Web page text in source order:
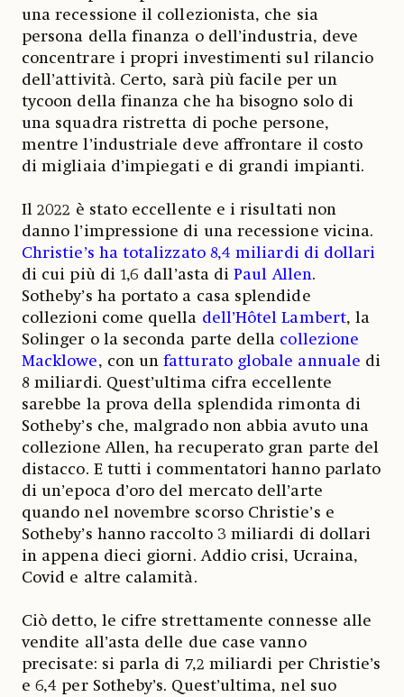
una recessione il collezionista, che sia
persona della finanza o dell’industria, deve
concentrare i propri investimenti sul rilancio
dell’attività. Certo, sarà più facile per un
tycoon della finanza che ha bisogno solo di
una squadra ristretta di poche persone,
mentre l’industriale deve affrontare il costo
di migliaia d’impiegati e di grandi impianti.
Il 2022 è stato eccellente e i risultati non
danno l’impressione di una recessione vicina.
Christie’s ha totalizzato 8,4 miliardi di dollari
di cui più di 1,6 dall’asta diPaul Allen.
Sotheby’s ha portato a casa splendide
collezioni come quella dell’Hôtel Lambert, la
Solinger o la seconda parte della collezione
Macklowe, con unfatturato globale annuale di
8 miliardi. Quest’ultima cifra eccellente
sarebbe la prova della splendida rimonta di
Sotheby’s che, malgrado non abbia avuto una
collezione Allen, ha recuperato gran parte del
distacco. E tutti i commentatori hanno parlato
di un’epoca d’oro del mercato dell’arte
quando nel novembre scorso Christie’s e
Sotheby’s hanno raccolto 3 miliardi di dollari
in appena dieci giorni. Addio crisi, Ucraina,
Covid e altre calamità.
Ciò detto, le cifre strettamente connesse alle
vendite all’asta delle due case vanno
precisate: si parla di 7,2 miliardi per Christie’s
e 6,4 per Sotheby’s. Quest’ultima, nel suo